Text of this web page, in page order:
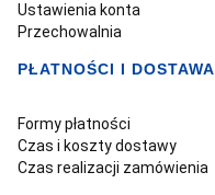
Ustawienia konta
Przechowalnia
PŁATNOŚCI I DOSTAWA
Formy płatności
Czas i koszty dostawy
Czas realizacji zamówienia